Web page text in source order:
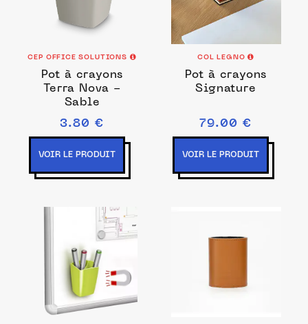
CEP OFFICE SOLUTIONS
Pot à crayons
Terra Nova -
Sable
3.80 €
VOIR LE PRODUIT
COL LEGNO
Pot à crayons
Signature
79.00 €
VOIR LE PRODUIT